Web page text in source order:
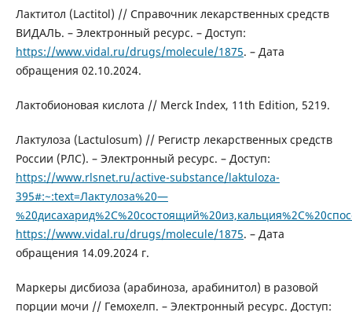
Лактитол (Lactitol) // Справочник лекарственных средств
ВИДАЛЬ. – Электронный ресурс. – Доступ:
https://www.vidal.ru/drugs/molecule/1875. – Дата
обращения 02.10.2024.
Лактобионовая кислота // Merck Index, 11th Edition, 5219.
Лактулоза (Lactulosum) // Регистр лекарственных средств
России (РЛС). – Электронный ресурс. – Доступ:
https://www.rlsnet.ru/active-substance/laktuloza-
395#:~:text=Лактулоза%20—
https://www.vidal.ru/drugs/molecule/1875. – Дата
обращения 14.09.2024 г.
Маркеры дисбиоза (арабиноза, арабинитол) в разовой
порции мочи // Гемохелп. – Электронный ресурс. Доступ: